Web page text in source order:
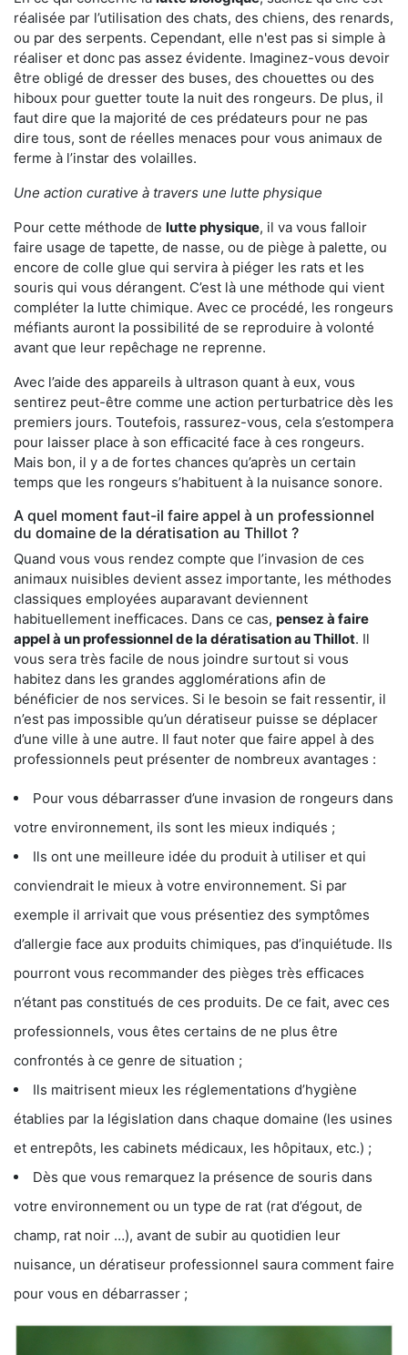
réalisée par l’utilisation des chats, des chiens, des renards,
ou par des serpents. Cependant, elle n'est pas si simple à
réaliser et donc pas assez évidente. Imaginez-vous devoir
être obligé de dresser des buses, des chouettes ou des
hiboux pour guetter toute la nuit des rongeurs. De plus, il
faut dire que la majorité de ces prédateurs pour ne pas
dire tous, sont de réelles menaces pour vous animaux de
ferme à l’instar des volailles.
Une action curative à travers une lutte physique
Pour cette méthode de lutte physique, il va vous falloir
faire usage de tapette, de nasse, ou de piège à palette, ou
encore de colle glue qui servira à piéger les rats et les
souris qui vous dérangent. C’est là une méthode qui vient
compléter la lutte chimique. Avec ce procédé, les rongeurs
méfiants auront la possibilité de se reproduire à volonté
avant que leur repêchage ne reprenne.
Avec l’aide des appareils à ultrason quant à eux, vous
sentirez peut-être comme une action perturbatrice dès les
premiers jours. Toutefois, rassurez-vous, cela s’estompera
pour laisser place à son efficacité face à ces rongeurs.
Mais bon, il y a de fortes chances qu’après un certain
temps que les rongeurs s’habituent à la nuisance sonore.
A quel moment faut-il faire appel à un professionnel
du domaine de la dératisation au Thillot ?
Quand vous vous rendez compte que l’invasion de ces
animaux nuisibles devient assez importante, les méthodes
classiques employées auparavant deviennent
habituellement inefficaces. Dans ce cas, pensez à faire
appel à un professionnel de la dératisation au Thillot. Il
vous sera très facile de nous joindre surtout si vous
habitez dans les grandes agglomérations afin de
bénéficier de nos services. Si le besoin se fait ressentir, il
n’est pas impossible qu’un dératiseur puisse se déplacer
d’une ville à une autre. Il faut noter que faire appel à des
professionnels peut présenter de nombreux avantages :
Pour vous débarrasser d’une invasion de rongeurs dans
votre environnement, ils sont les mieux indiqués ;
Ils ont une meilleure idée du produit à utiliser et qui
conviendrait le mieux à votre environnement. Si par
exemple il arrivait que vous présentiez des symptômes
d’allergie face aux produits chimiques, pas d’inquiétude. Ils
pourront vous recommander des pièges très efficaces
n’étant pas constitués de ces produits. De ce fait, avec ces
professionnels, vous êtes certains de ne plus être
confrontés à ce genre de situation ;
Ils maitrisent mieux les réglementations d’hygiène
établies par la législation dans chaque domaine (les usines
et entrepôts, les cabinets médicaux, les hôpitaux, etc.) ;
Dès que vous remarquez la présence de souris dans
votre environnement ou un type de rat (rat d’égout, de
champ, rat noir …), avant de subir au quotidien leur
nuisance, un dératiseur professionnel saura comment faire
pour vous en débarrasser ;